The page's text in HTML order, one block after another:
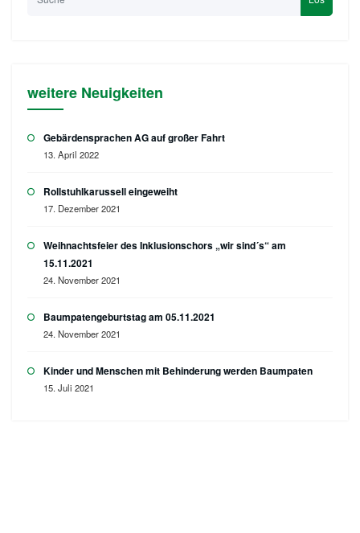
weitere Neuigkeiten
Gebärdensprachen AG auf großer Fahrt
13. April 2022
Rollstuhlkarussell eingeweiht
17. Dezember 2021
Weihnachtsfeier des Inklusionschors „wir sind´s“ am
15.11.2021
24. November 2021
Baumpatengeburtstag am 05.11.2021
24. November 2021
Kinder und Menschen mit Behinderung werden Baumpaten
15. Juli 2021